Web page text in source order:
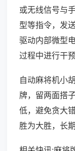
或无线信号与
型等指令，发
驱动内部微型
过程中进行干
自动麻将机小
牌，留两面搭
低，避免贪大
胜为大胜，长